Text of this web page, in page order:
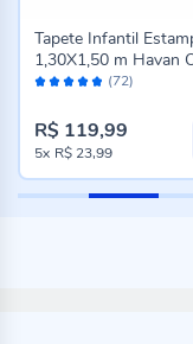
Avaliação: (72)
Tapete Infantil
1,30X1,50 m Havan
Autorama
R$ 119,99
5x R$ 23,99